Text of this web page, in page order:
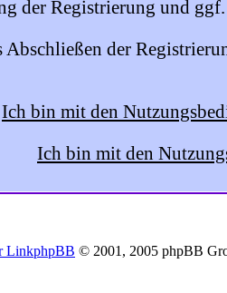
der Registrierung und ggf.
Abschließen der
Ich bin mit den
Ich bin mit den
phpBB © 2001, 2005 phpBB